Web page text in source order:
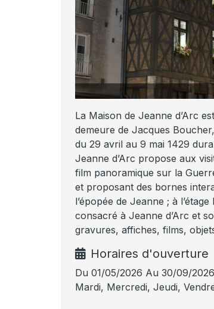
Tourisme Loiret
La Maison de Jeanne d’Arc
demeure de Jacques
du 29 avril au 9 mai 1429
Jeanne d’Arc propose aux
film panoramique sur la
et proposant des bornes
l’épopée de Jeanne ; à
consacré à Jeanne d’Arc et
gravures, affiches, films,
Horaires d'ouverture
Du 01/05/2026 Au 30/09/
Mardi, Mercredi, Jeudi,